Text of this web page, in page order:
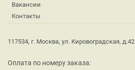
Вакансии
Контакты
117534, г. Москва, ул. Кировоградская, д.42
Оплата по номеру заказа: